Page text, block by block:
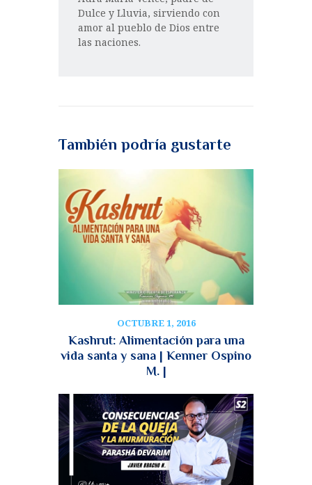
Dulce y Lluvia, sirviendo con
amor al pueblo de Dios entre
las naciones.
También podría gustarte
OCTUBRE 1, 2016
Kashrut: Alimentación para una
vida santa y sana | Kenner Ospino
M. |